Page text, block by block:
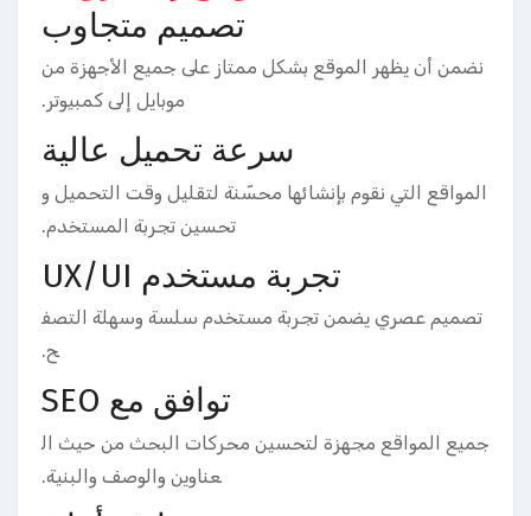
تصميم متجاوب
نضمن أن يظهر الموقع بشكل ممتاز على جميع الأجهزة من
موبايل إلى كمبيوتر.
سرعة تحميل عالية
المواقع التي نقوم بإنشائها محسّنة لتقليل وقت التحميل و
تحسين تجربة المستخدم.
تجربة مستخدم UX/UI
تصميم عصري يضمن تجربة مستخدم سلسة وسهلة التصف
ح.
توافق مع SEO
جميع المواقع مجهزة لتحسين محركات البحث من حيث ال
عناوين والوصف والبنية.